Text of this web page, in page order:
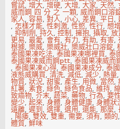
嘗試,增大,增硬,大增,大家, 天然,
威而鋼 四 分 之 一顆,威而鋼口溶
家人,容易,對人,小心,差異,平日,
, 怎樣才能,性刺激,性慾,性行,想
,抑制劑,持久,控制,擁抱,攝取,放
更易,最愛, 會有,有力,有助,有害,
根據,樂威,樂威壯,樂威壯口溶錠,
泰國果凍吃法,泰國果凍哪裡買,泰
泰國果凍威而鋼ptt,泰國果凍威而
,泰國果凍心得,泰國果凍成分,泰
液態威購買,清洗,減低,減少,熱量
物質,狀況,甜蜜,產生, 用微, 當然,
紅薯,素食,綠色,綠色食品,維持,
致癌物,芥末,蔬菜,藥物,行為,要
變少,起來,身體,身體健康,身體狀
遠離,遲到,選擇,選用,還能,那麼,
, 陽痿,雙效,雙重,需要,須有,類的
體質,鮮味